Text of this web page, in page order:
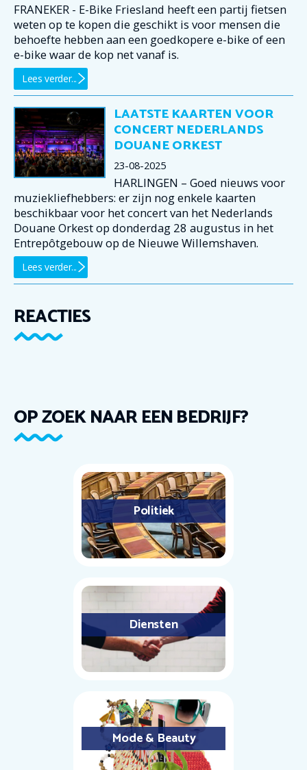
FRANEKER - E-Bike Friesland heeft een partij fietsen
weten op te kopen die geschikt is voor mensen die
behoefte hebben aan een goedkopere e-bike of een
e-bike waar de kop net vanaf is.
Lees verder...
LAATSTE KAARTEN VOOR
CONCERT NEDERLANDS
DOUANE ORKEST
23-08-2025
HARLINGEN – Goed nieuws voor
muziekliefhebbers: er zijn nog enkele kaarten
beschikbaar voor het concert van het Nederlands
Douane Orkest op donderdag 28 augustus in het
Entrepôtgebouw op de Nieuwe Willemshaven.
Lees verder...
REACTIES
OP ZOEK NAAR EEN BEDRIJF?
Politiek
Diensten
Mode & Beauty